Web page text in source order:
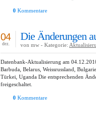
0 Kommentare
Die Änderungen
04
dez. von mw - Kategorie:
Datenbank-Aktualisierung am
Barbuda, Belarus, Weissrussland,
Türkei, Uganda Die entsprechenden
freigeschaltet.
0 Kommentare